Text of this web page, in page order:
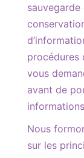
procédures
vous
avant de
Nous
sur les